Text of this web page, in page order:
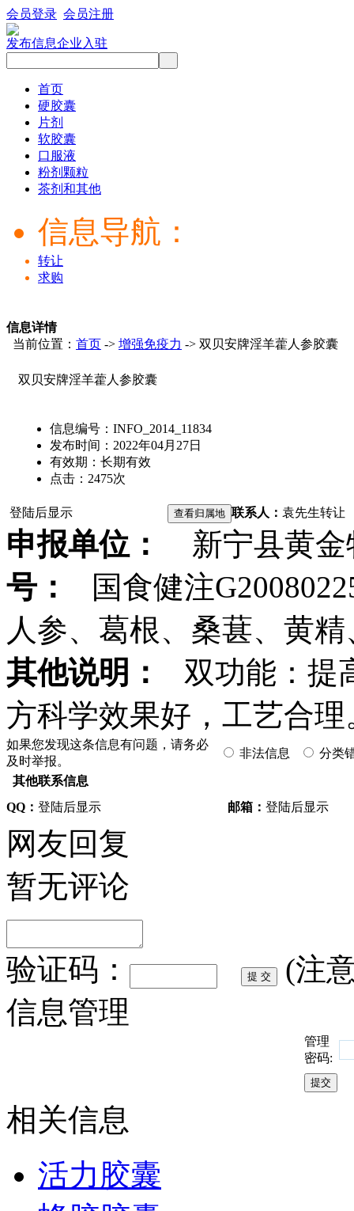
会员登录 会员注册
发布信息企业入驻
首页
硬胶囊
片剂
软胶囊
口服液
粉剂颗粒
茶剂和其他
信息导航：
转让
求购
信息详情
当前位置： 首页 -> 增强免疫力 -> 双贝安牌淫羊藿人参胶囊
双贝安牌淫羊藿人参胶囊
信息编号： INFO_2014_11834
发布时间： 2022年04月27日
有效期： 长期有效
点击： 2475次
登陆后显示 联系人： 袁先生转让
申报单位：
新宁县黄金
号：
国食健注
人参、葛根、桑葚、黄
其他说明：
双功能：提
方科学效果好，工艺合理
如果您发现这条信息有问题，请务必
及时举报。
非法信息 分类
其他联系信息
QQ： 登陆后显示 邮箱： 登陆后显示
网友回复
暂无评论
验证码：
(注
信息管理
管理
密码:
相关信息
活力胶囊